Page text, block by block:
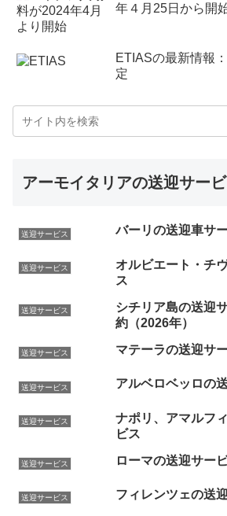
年４月25日から開
ETIASの最新情報
定
アーモイタリアの送迎サー
送迎サービス バーリの送迎車サ
送迎サービス
オルビエート・チ
ス
送迎サービス
シチリア島の送迎
約（2026年）
送迎サービス マテーラの送迎サ
送迎サービス アルベロベッロの
送迎サービス
ナポリ、アマルフ
ビス
送迎サービス ローマの送迎サー
送迎サービス フィレンツェの送